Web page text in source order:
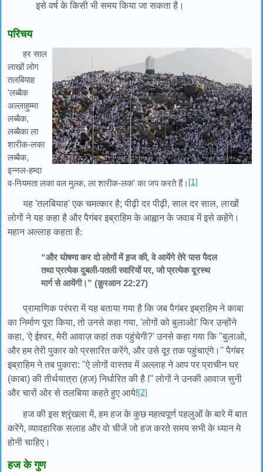
इसे वर्ष के किसी भी समय किया जा सकता है।
परिचय
हर साल
लाखों लोग
तलबियाह
'लब्बैक
अल्लाहुम्मा
लब्बैक,
लब्बैका ला
शारीक-लका
लब्बैक,
इन्नल-हम्दा
व-नियमता लका वल मुल्क, ला शारीक-लक' का जप करते हैं। [1]
यह 'तलबियाह' एक चमत्कार है; पीढ़ी दर पीढ़ी, साल दर साल, लाखों
लोगों ने यह कहा है और पैगंबर इब्राहिम के आह्वान के जवाब में इसे कहेंगे।
महान अल्लाह कहता है:
“और घोषणा कर दो लोगों में ह़ज की, वे आयेंगे तेरे पास पैदल
तथा प्रत्येक दुबली-पतली स्वारियों पर, जो प्रत्येक दूरस्थ
मार्ग से आयेंगी।” (क़ुरआन 22:27)
प्रामाणिक परंपरा में यह बताया गया है कि जब पैगंबर इब्राहिम ने काबा
का निर्माण पूरा किया, तो उनसे कहा गया, 'लोगों को बुलाओ!' फिर उन्होंने
कहा, 'ऐ ईश्वर, मेरी आवाज़ कहां तक पहुंचेगी?' उनसे कहा गया कि "बुलाओ,
और हम तेरी पुकार को प्रसारित करेंगे, और उसे दूर तक पहुंचाएंगे।" पैगंबर
इब्राहिम ने तब पुकारा: "ऐ लोगों वास्तव में अल्लाह ने आप पर प्राचीन घर
(काबा) की तीर्थयात्रा (हज) निर्धारित की है !" लोगों ने उनकी आवाज सुनी
और चारों ओर से तलबिया कहते हुए आये![2]
हज की इस श्रृंखला में, हम हज के कुछ महत्वपूर्ण पहलुओं के बारे में बात
करेंगे, व्यावहारिक सलाह और वो चीजें जो हज करते समय सभी के ध्यान मे
होनी चाहिए।
हज के गुण